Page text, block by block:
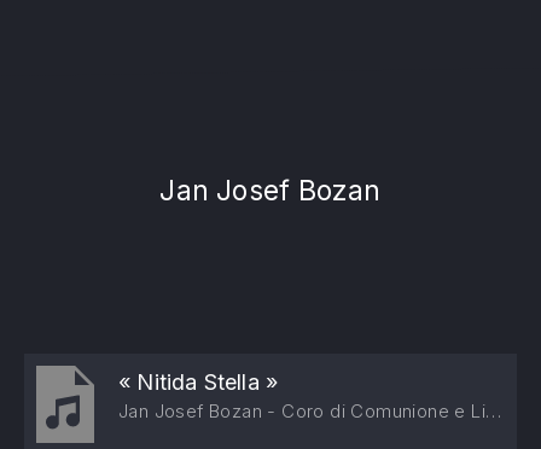
Jan Josef Bozan
« Nitida Stella »
Jan Josef Bozan - Coro di Comunione e Liberazione, Pippo Molino